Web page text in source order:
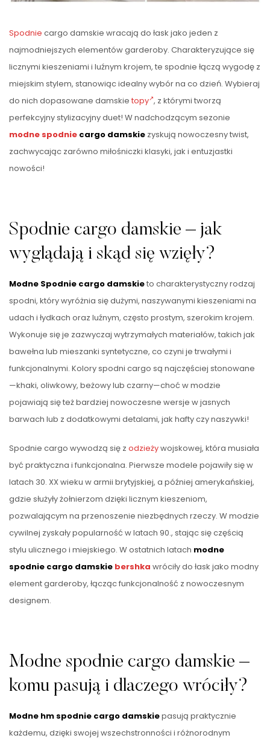
Spodnie cargo damskie wracają do łask jako jeden z
najmodniejszych elementów garderoby. Charakteryzujące się
licznymi kieszeniami i luźnym krojem, te spodnie łączą wygodę z
miejskim stylem, stanowiąc idealny wybór na co dzień. Wybieraj
do nich dopasowane damskie topy , z którymi tworzą
perfekcyjny stylizacyjny duet! W nadchodzącym sezonie
modne spodnie cargo damskie zyskują nowoczesny twist,
zachwycając zarówno miłośniczki klasyki, jak i entuzjastki
nowości!
Spodnie cargo damskie – jak
wyglądają i skąd się wzięły?
Modne Spodnie cargo damskieto charakterystyczny rodzaj
spodni, który wyróżnia się dużymi, naszywanymi kieszeniami na
udach i łydkach oraz luźnym, często prostym, szerokim krojem.
Wykonuje się je zazwyczaj wytrzymałych materiałów, takich jak
bawełna lub mieszanki syntetyczne, co czyni je trwałymi i
funkcjonalnymi. Kolory spodni cargo są najczęściej stonowane
—khaki, oliwkowy, beżowy lub czarny—choć w modzie
pojawiają się też bardziej nowoczesne wersje w jasnych
barwach lub z dodatkowymi detalami, jak hafty czy naszywki!
Spodnie cargo wywodzą się z odzieżywojskowej, która musiała
być praktyczna i funkcjonalna. Pierwsze modele pojawiły się w
latach 30. XX wieku w armii brytyjskiej, a później amerykańskiej,
gdzie służyły żołnierzom dzięki licznym kieszeniom,
pozwalającym na przenoszenie niezbędnych rzeczy. W modzie
cywilnej zyskały popularność w latach 90., stając się częścią
stylu ulicznego i miejskiego. W ostatnich latach modne
spodnie cargo damskie bershka wróciły do łask jako modny
element garderoby, łącząc funkcjonalność z nowoczesnym
designem.
Modne spodnie cargo damskie –
komu pasują i dlaczego wróciły?
Modne hm spodnie cargo damskiepasują praktycznie
każdemu, dzięki swojej wszechstronności i różnorodnym